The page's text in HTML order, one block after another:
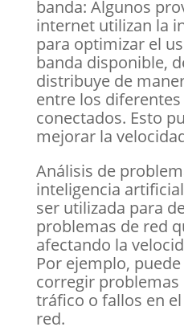
banda: Algunos
internet utilizan la
para optimizar el
banda disponible,
distribuye de
entre los
conectados. Esto
mejorar la
Análisis de
inteligencia
ser utilizada para
problemas de red
afectando la
Por ejemplo,
corregir
tráfico o fallos en
red.